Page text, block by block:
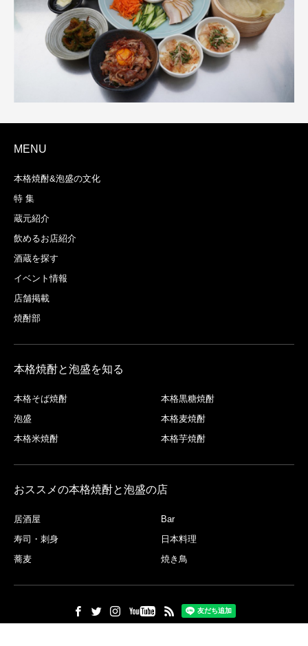
MENU
本格焼酎&泡盛の文化
特 集
蔵元紹介
飲めるお店紹介
酒蔵を探す
イベント情報
店舗掲載
焼酎部
本格焼酎と泡盛を知る
本格そば焼酎
本格黒糖焼酎
泡盛
本格麦焼酎
本格米焼酎
本格芋焼酎
おススメの本格焼酎と泡盛の店
居酒屋
Bar
寿司・刺身
日本料理
蕎麦
焼き鳥